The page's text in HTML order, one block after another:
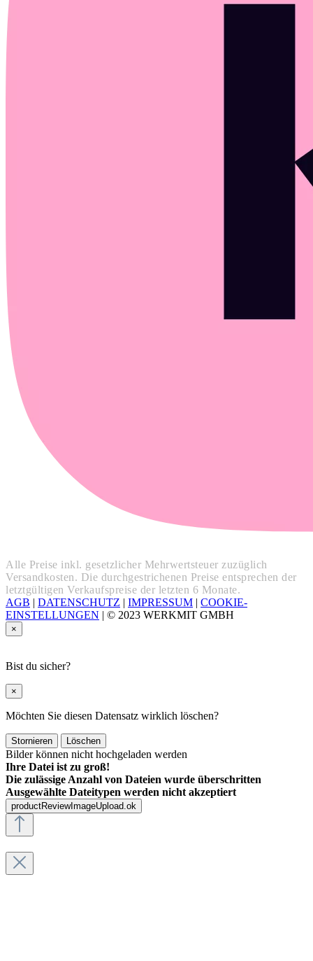
Alle Preise inkl. gesetzlicher Mehrwertsteuer zuzüglich
Versandkosten. Die durchgestrichenen Preise entsprechen der
letztgültigen Verkaufspreise der letzten 6 Monate.
AGB | DATENSCHUTZ | IMPRESSUM | COOKIE-
EINSTELLUNGEN | © 2023 WERKMIT GMBH
×
Bist du sicher?
×
Möchten Sie diesen Datensatz wirklich löschen?
Stornieren Löschen
Bilder können nicht hochgeladen werden
Ihre Datei ist zu groß!
Die zulässige Anzahl von Dateien wurde überschritten
Ausgewählte Dateitypen werden nicht akzeptiert
productReviewImageUpload.ok